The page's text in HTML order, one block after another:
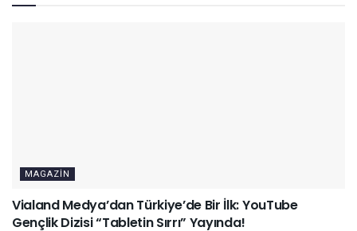
MAGAZIN
Vialand Medya’dan Türkiye’de Bir İlk: YouTube
Gençlik Dizisi “Tabletin Sırrı” Yayında!